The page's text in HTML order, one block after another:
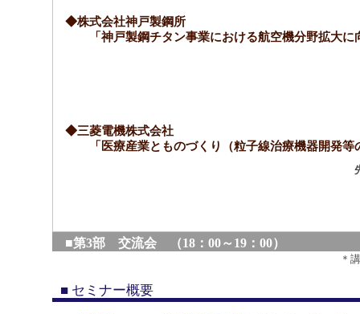
◆株式会社神戸製鋼所
「神戸製鋼チタン事業における航空機分野拡大に
◆三菱電機株式会社
「医療産業とものづくり（粒子線治療機器開発等
■第3部 交流会 （18：00～19：00）
＊
■ セミナー概要